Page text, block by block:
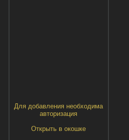
Для добавления необходима
авторизация
Открыть в окошке